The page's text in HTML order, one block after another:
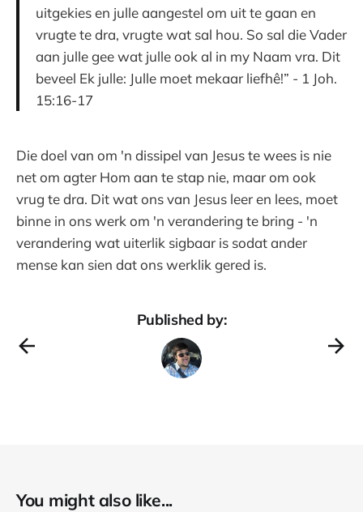
uitgekies en julle aangestel om uit te gaan en
vrugte te dra, vrugte wat sal hou. So sal die Vader
aan julle gee wat julle ook al in my Naam vra. Dit
beveel Ek julle: Julle moet mekaar liefhê!” - 1 Joh.
15:16-17
Die doel van om 'n dissipel van Jesus te wees is nie
net om agter Hom aan te stap nie, maar om ook
vrug te dra. Dit wat ons van Jesus leer en lees, moet
binne in ons werk om 'n verandering te bring - 'n
verandering wat uiterlik sigbaar is sodat ander
mense kan sien dat ons werklik gered is.
Published by:
You might also like...